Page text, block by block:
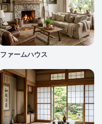
ファームハウス